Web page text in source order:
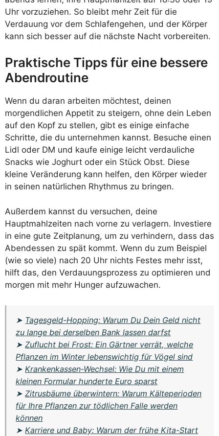
Uhr vorzuziehen. So bleibt mehr Zeit für die
Verdauung vor dem Schlafengehen, und der Körper
kann sich besser auf die nächste Nacht vorbereiten.
Praktische Tipps für eine bessere
Abendroutine
Wenn du daran arbeiten möchtest, deinen
morgendlichen Appetit zu steigern, ohne dein Leben
auf den Kopf zu stellen, gibt es einige einfache
Schritte, die du unternehmen kannst. Besuche einen
Lidl oder DM und kaufe einige leicht verdauliche
Snacks wie Joghurt oder ein Stück Obst. Diese
kleine Veränderung kann helfen, den Körper wieder
in seinen natürlichen Rhythmus zu bringen.
Außerdem kannst du versuchen, deine
Hauptmahlzeiten nach vorne zu verlagern. Investiere
in eine gute Zeitplanung, um zu verhindern, dass das
Abendessen zu spät kommt. Wenn du zum Beispiel
(wie so viele) nach 20 Uhr nichts Festes mehr isst,
hilft das, den Verdauungsprozess zu optimieren und
morgen mit mehr Hunger aufzuwachen.
➤ Tagesgeld-Hopping: Warum Du Dein Geld nicht
zu lange bei derselben Bank lassen darfst
➤Zuflucht bei Frost: Ein Gärtner verrät, welche
Pflanzen im Winter lebenswichtig für Vögel sind
➤ Krankenkassen-Wechsel: Wie Du mit einem
kleinen Formular hunderte Euro sparst
➤Zitrusbäume überwintern: Warum Kälteperioden
für Ihre Pflanzen zur tödlichen Falle werden
können
➤ Karriere und Baby: Warum der frühe Kita-Start